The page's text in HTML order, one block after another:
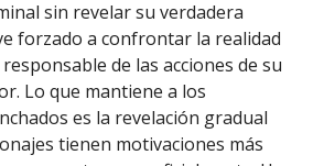
sin revelar su verdadera
forzado a confrontar la realidad
de las acciones de su
Lo que mantiene a los
es la revelación gradual
tienen motivaciones más